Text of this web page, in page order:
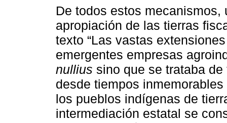
De todos estos
apropiación de las tierras
texto “Las vastas
emergentes empresas
nullius sino que se trataba
desde tiempos
los pueblos indígenas de
intermediación estatal se